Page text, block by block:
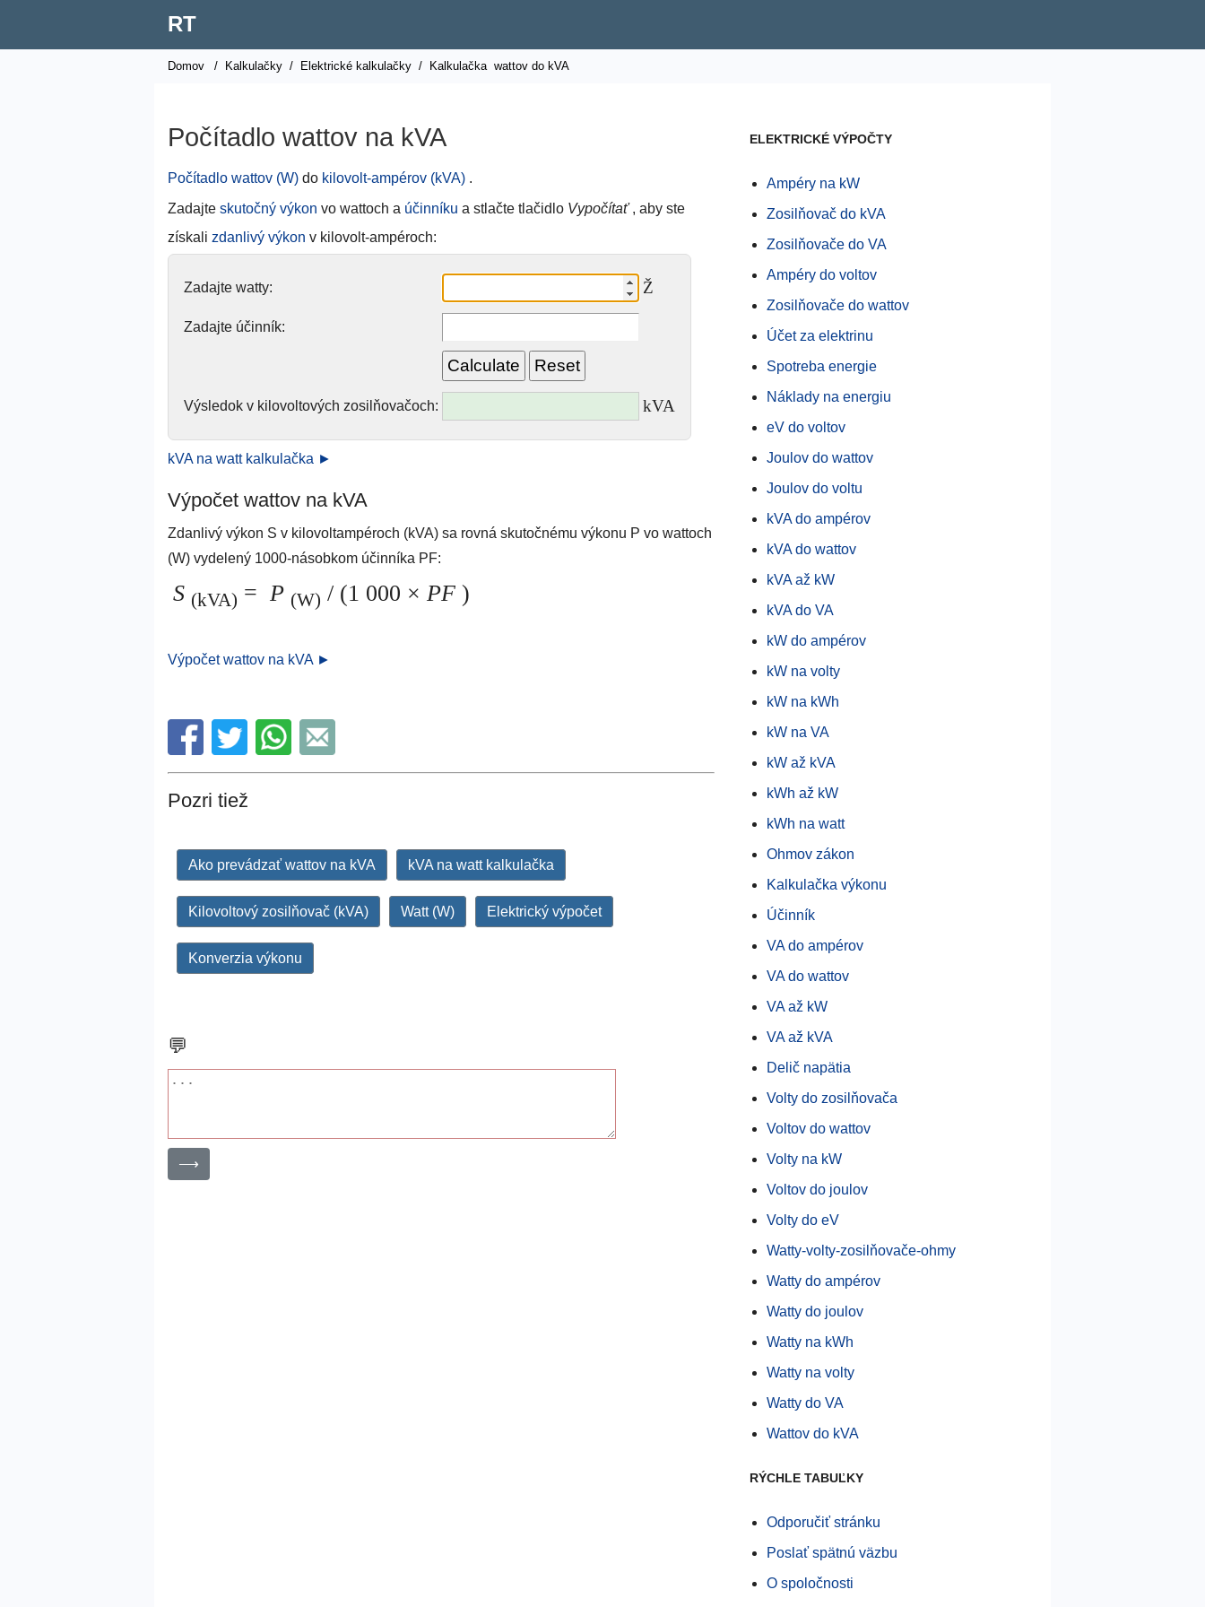
RT
Domov / Kalkulačky / Elektrické kalkulačky / Kalkulačka wattov do kVA
Počítadlo wattov na kVA
Počítadlo wattov (W) do kilovolt-ampérov (kVA) .
Zadajte skutočný výkon vo wattoch a účinníku a stlačte tlačidlo Vypočítať, aby ste
získali zdanlivý výkon v kilovolt-ampéroch:
Zadajte watty: Ž
Zadajte účinník:
Výsledok v kilovoltových zosilňovačoch: kVA
kVA na watt kalkulačka ►
Výpočet wattov na kVA
Zdanlivý výkon S v kilovoltampéroch (kVA) sa rovná skutočnému výkonu P vo wattoch
(W) vydelený 1000-násobkom účinníka PF:
S (kVA) = P (W) / (1 000 × PF )
Výpočet wattov na kVA ►
Pozri tiež
Ako prevádzať wattov na kVA kVA na watt kalkulačka
Kilovoltový zosilňovač (kVA) Watt (W) Elektrický výpočet
Konverzia výkonu
💬
⟶
ELEKTRICKÉ VÝPOČTY
Ampéry na kW
Zosilňovač do kVA
Zosilňovače do VA
Ampéry do voltov
Zosilňovače do wattov
Účet za elektrinu
Spotreba energie
Náklady na energiu
eV do voltov
Joulov do wattov
Joulov do voltu
kVA do ampérov
kVA do wattov
kVA až kW
kVA do VA
kW do ampérov
kW na volty
kW na kWh
kW na VA
kW až kVA
kWh až kW
kWh na watt
Ohmov zákon
Kalkulačka výkonu
Účinník
VA do ampérov
VA do wattov
VA až kW
VA až kVA
Delič napätia
Volty do zosilňovača
Voltov do wattov
Volty na kW
Voltov do joulov
Volty do eV
Watty-volty-zosilňovače-ohmy
Watty do ampérov
Watty do joulov
Watty na kWh
Watty na volty
Watty do VA
Wattov do kVA
RÝCHLE TABUĽKY
Odporučiť stránku
Poslať spätnú väzbu
O spoločnosti